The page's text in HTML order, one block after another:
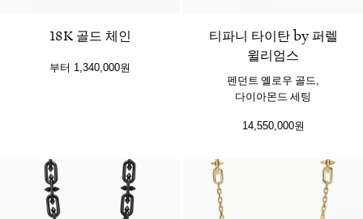
18K 골드 체인
부터 1,340,000원
티파니 타이탄 by 퍼렐
윌리엄스
펜던트 옐로우 골드,
다이아몬드 세팅
14,550,000원